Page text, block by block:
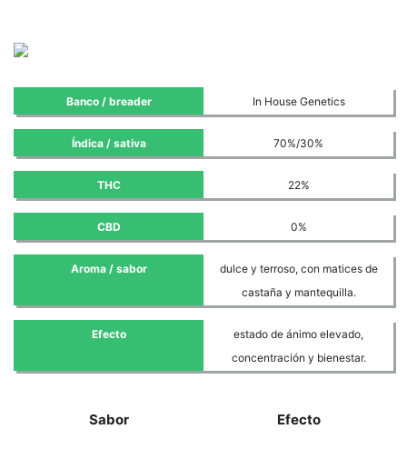
Banco / breader In House Genetics
Índica / sativa 70%/30%
THC 22%
CBD 0%
Aroma / sabor
dulce y terroso, con matices de
castaña y mantequilla.
Efecto
estado de ánimo elevado,
concentración y bienestar.
Sabor Efecto